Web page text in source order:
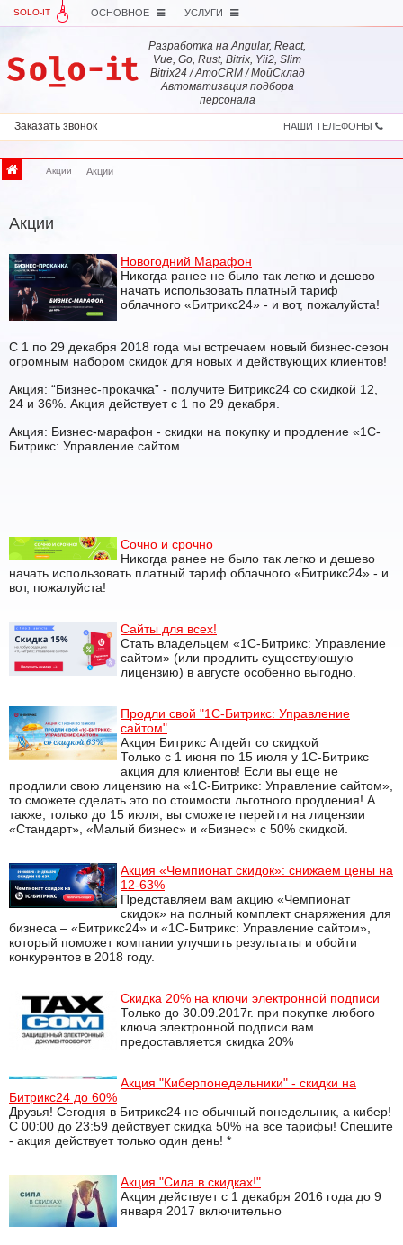
SOLO-IT ОСНОВНОЕ УСЛУГИ
Заказать звонок НАШИ ТЕЛЕФОНЫ
Разработка на Angular, React,
Vue, Go, Rust, Bitrix, Yii2, Slim
Bitrix24 / AmoCRM / МойСклад
Автоматизация подбора
персонала
Акции Акции
Акции
Новогодний Марафон
Никогда ранее не было так легко и дешево
начать использовать платный тариф
облачного «Битрикс24» - и вот, пожалуйста!
С 1 по 29 декабря 2018 года мы встречаем новый бизнес-сезон
огромным набором скидок для новых и действующих клиентов!
Акция: “Бизнес-прокачка” - получите Битрикс24 со скидкой 12,
24 и 36%. Акция действует с 1 по 29 декабря.
Акция: Бизнес-марафон - скидки на покупку и продление «1С-
Битрикс: Управление сайтом
Сочно и срочно
Никогда ранее не было так легко и дешево
начать использовать платный тариф облачного «Битрикс24» - и
вот, пожалуйста!
Сайты для всех!
Стать владельцем «1С-Битрикс: Управление
сайтом» (или продлить существующую
лицензию) в августе особенно выгодно.
Продли свой "1С-Битрикс: Управление
сайтом"
Акция Битрикс Апдейт со скидкой
Только с 1 июня по 15 июля у 1С-Битрикс
акция для клиентов! Если вы еще не
продлили свою лицензию на «1С-Битрикс: Управление сайтом»,
то сможете сделать это по стоимости льготного продления! А
также, только до 15 июля, вы сможете перейти на лицензии
«Стандарт», «Малый бизнес» и «Бизнес» с 50% скидкой.
Акция «Чемпионат скидок»: снижаем цены на
12-63%
Представляем вам акцию «Чемпионат
скидок» на полный комплект снаряжения для
бизнеса – «Битрикс24» и «1С-Битрикс: Управление сайтом»,
который поможет компании улучшить результаты и обойти
конкурентов в 2018 году.
Скидка 20% на ключи электронной подписи
Только до 30.09.2017г. при покупке любого
ключа электронной подписи вам
предоставляется скидка 20%
Акция "Киберпонедельники" - скидки на
Битрикс24 до 60%
Друзья! Сегодня в Битрикс24 не обычный понедельник, а кибер!
С 00:00 до 23:59 действует скидка 50% на все тарифы! Спешите
- акция действует только один день! *
Акция "Сила в скидках!"
Акция действует с 1 декабря 2016 года до 9
января 2017 включительно